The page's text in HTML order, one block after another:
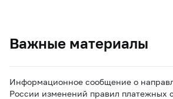
Важные материалы
Информационное сообщение о
России изменений правил платежных